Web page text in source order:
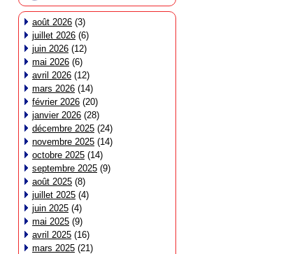
août 2026 (3)
juillet 2026 (6)
juin 2026 (12)
mai 2026 (6)
avril 2026 (12)
mars 2026 (14)
février 2026 (20)
janvier 2026 (28)
décembre 2025 (24)
novembre 2025 (14)
octobre 2025 (14)
septembre 2025 (9)
août 2025 (8)
juillet 2025 (4)
juin 2025 (4)
mai 2025 (9)
avril 2025 (16)
mars 2025 (21)